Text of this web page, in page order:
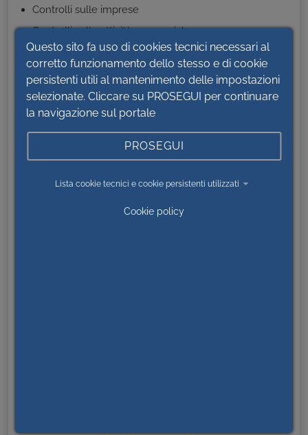
Controlli sulle imprese
Controlli sulle attività economiche
Bandi di gara e contratti
Programmazione di lavori opere servizi e forniture
Programma triennale lavori pubblici
Programma Triennale acquisti beni e servizi
Progetti di investimento pubblico
tabellare
Atti delle amministrazioni aggiudicatrici e degli enti
Questo sito fa uso di cookies tecnici necessari al
corretto funzionamento dello stesso e di cookie
persistenti utili al mantenimento delle impostazioni
selezionate. Cliccare su PROSEGUI per continuare
la navigazione sul portale
PROSEGUI
Lista cookie tecnici e cookie persistenti utilizzati
Cookie policy